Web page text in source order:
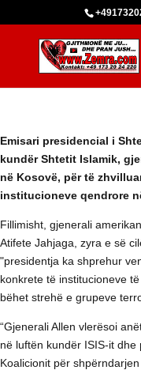
Emisari presidencial i
kundër Shtetit Islamik,
në Kosovë, për të
institucioneve qendrore
Fillimisht, gjenerali
Atifete Jahjaga, zyra e së
"presidentja ka shprehur
konkrete të institucioneve
bëhet strehë e grupeve
“Gjenerali Allen vlerësoi
në luftën kundër ISIS-it
Koalicionit për